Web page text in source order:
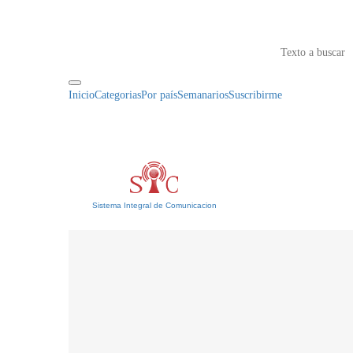
InicioCategoriasPor paísSemanariosSuscribirme
Sistema Integral de Comunicacion